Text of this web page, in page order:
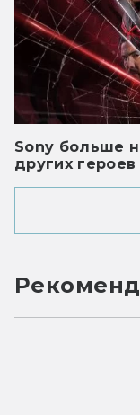
Sony больше
других героев